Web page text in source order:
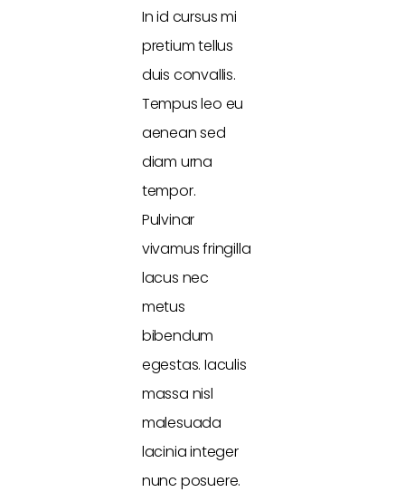
In id cursus mi
pretium tellus
duis convallis.
Tempus leo eu
aenean sed
diam urna
tempor.
Pulvinar
vivamus fringilla
lacus nec
metus
bibendum
egestas. Iaculis
massa nisl
malesuada
lacinia integer
nunc posuere.